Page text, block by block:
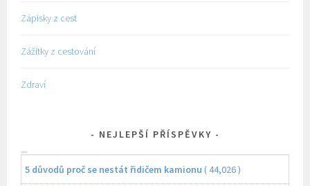
Zápisky z cest
Zážitky z cestování
Zdraví
NEJLEPŠÍ PŘÍSPĚVKY
5 důvodů proč se nestát řidičem kamionu ( 44,026 )